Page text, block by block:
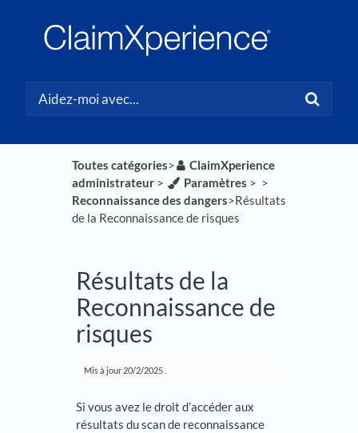
Toutes catégories​>​
​ClaimXperience
administrateur​ > ​ ​Paramètres ​ > ​ ​ > ​
Reconnaissance des dangers​>​ Résultats
de la Reconnaissance de risques
Résultats de la
Reconnaissance de
risques
Mis à jour 20/2/2025
Si vous avez le droit d’accéder aux
résultats du scan de reconnaissance